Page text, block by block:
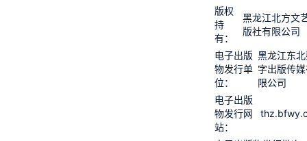
版权
持
有：
黑龙江北方文
版社有限公司
电子出版
物发行单
位：
黑龙江东
字出版传
限公司
电子出版
物发行网
站：